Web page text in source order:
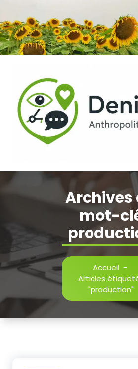
contenu
Archives
mot-
Accueil-
Articles
"production"